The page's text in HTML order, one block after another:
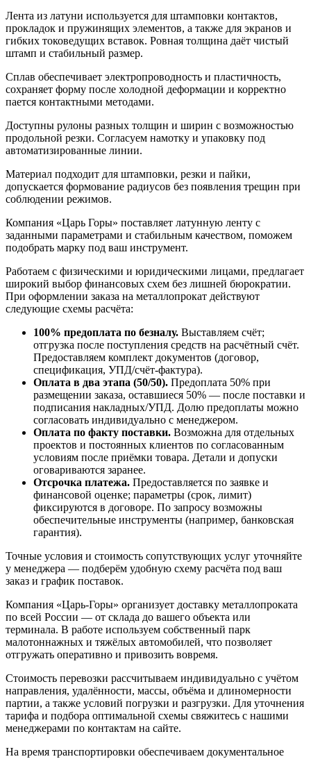
Лента из латуни используется для штамповки контактов,
прокладок и пружинящих элементов, а также для экранов и
гибких токоведущих вставок. Ровная толщина даёт чистый
штамп и стабильный размер.
Сплав обеспечивает электропроводность и пластичность,
сохраняет форму после холодной деформации и корректно
пается контактными методами.
Доступны рулоны разных толщин и ширин с возможностью
продольной резки. Согласуем намотку и упаковку под
автоматизированные линии.
Материал подходит для штамповки, резки и пайки,
допускается формование радиусов без появления трещин при
соблюдении режимов.
Компания «Царь Горы» поставляет латунную ленту с
заданными параметрами и стабильным качеством, поможем
подобрать марку под ваш инструмент.
Работаем с физическими и юридическими лицами, предлагает
широкий выбор финансовых схем без лишней бюрократии.
При оформлении заказа на металлопрокат действуют
следующие схемы расчёта:
100% предоплата по безналу. Выставляем счёт;
отгрузка после поступления средств на расчётный счёт.
Предоставляем комплект документов (договор,
спецификация, УПД/счёт-фактура).
Оплата в два этапа (50/50). Предоплата 50% при
размещении заказа, оставшиеся 50% — после поставки и
подписания накладных/УПД. Долю предоплаты можно
согласовать индивидуально с менеджером.
Оплата по факту поставки. Возможна для отдельных
проектов и постоянных клиентов по согласованным
условиям после приёмки товара. Детали и допуски
оговариваются заранее.
Отсрочка платежа. Предоставляется по заявке и
финансовой оценке; параметры (срок, лимит)
фиксируются в договоре. По запросу возможны
обеспечительные инструменты (например, банковская
гарантия).
Точные условия и стоимость сопутствующих услуг уточняйте
у менеджера — подберём удобную схему расчёта под ваш
заказ и график поставок.
Компания «Царь-Горы» организует доставку металлопроката
по всей России — от склада до вашего объекта или
терминала. В работе используем собственный парк
малотоннажных и тяжёлых автомобилей, что позволяет
отгружать оперативно и привозить вовремя.
Стоимость перевозки рассчитываем индивидуально с учётом
направления, удалённости, массы, объёма и длиномерности
партии, а также условий погрузки и разгрузки. Для уточнения
тарифа и подбора оптимальной схемы свяжитесь с нашими
менеджерами по контактам на сайте.
На время транспортировки обеспечиваем документальное